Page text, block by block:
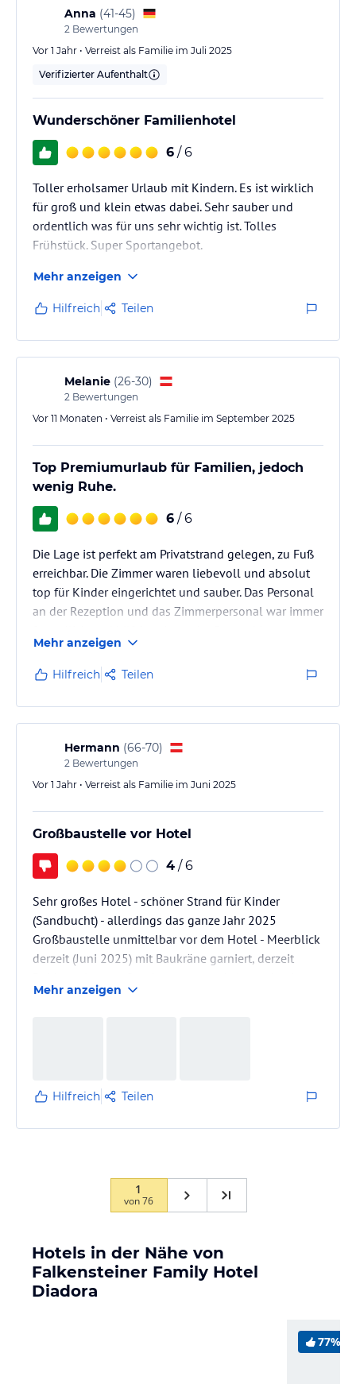
Anna (41-45)
2 Bewertungen
Vor 1 Jahr • Verreist als Familie im Juli 2025
Verifizierter Aufenthalt
Wunderschöner Familienhotel
6 / 6
Toller erholsamer Urlaub mit Kindern. Es ist wirklich
für groß und klein etwas dabei. Sehr sauber und
ordentlich was für uns sehr wichtig ist. Tolles
Frühstück. Super Sportangebot.
Mehr anzeigen
Hilfreich Teilen
Melanie (26-30)
2 Bewertungen
Vor 11 Monaten • Verreist als Familie im September 2025
Top Premiumurlaub für Familien, jedoch
wenig Ruhe.
6 / 6
Die Lage ist perfekt am Privatstrand gelegen, zu Fuß
erreichbar. Die Zimmer waren liebevoll und absolut
top für Kinder eingerichtet und sauber. Das Personal
an der Rezeption und das Zimmerpersonal war immer
Restaurant war eher wenig Nachfrage, ob man
vielleicht etwas bestellen möchte. Das Essen am
Buffet war gut und abwechslungsreich, jedoch
aufgrund der vielen Gäste sehr chaotisch. Die
angebotenen Aktivitäten waren vom Kinderclub, über
Schwimmkurs, bis hin zu klettern…
Mehr anzeigen
Hilfreich Teilen
Hermann (66-70)
2 Bewertungen
Vor 1 Jahr • Verreist als Familie im Juni 2025
Großbaustelle vor Hotel
4 / 6
Sehr großes Hotel - schöner Strand für Kinder
(Sandbucht) - allerdings das ganze Jahr 2025
Großbaustelle unmittelbar vor dem Hotel - Meerblick
derzeit (Juni 2025) mit Baukräne garniert, derzeit
verbunden Lärmbelästigung durch Baustelle (direkt
Wem dies nicht stört - sonst im großen und ganzen…
Mehr anzeigen
Hilfreich Teilen
1
von76
Hotels in der Nähe von
Falkensteiner Family Hotel
Diadora
77%